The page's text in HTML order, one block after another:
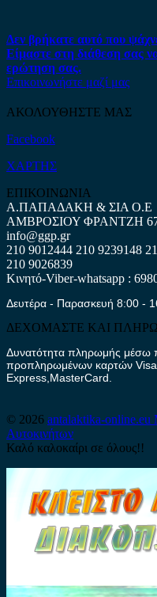
Δεν βρήκατε αυτό που
Είμαστε στη διάθεση σας
ερώτηση σας.
Επικοινωνήστε μαζί μας
ΑΚΟΛΟΥΘΗΣΤΕ ΜΑΣ
Facebook
ΧΑΡΤΗΣ
ΕΠΙΚΟΙΝΩΝΙΑ
Α.ΠΑΠΑΔΑΚΗ & ΣΙΑ Ο.Ε
ΑΜΒΡΟΣΙΟΥ ΦΡΑΝΤΖΗ
info@ggp.gr
210 9012444 210 9239148
210 9026839
Κινητό-Viber-whatsapp :
Δευτέρα - Παρασκευή 8:00 -
ΔΕΧΟΜΑΣΤΕ ΚΑΙ
Δυνατότητα πληρωμής μέσω
προπληρωμένων καρτών
Express,MasterCard.
© 2026 antalaktika-online.eu
Αυτοκινήτων
Καλό καλοκαίρι σε όλους!!